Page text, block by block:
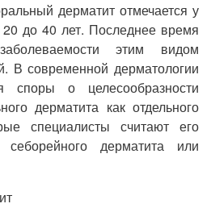
дерматит отмечается у
до 40 лет. Последнее время
этим видом
В современной дерматологии
о целесообразности
дерматита как отдельного
специалисты считают его
дерматита или